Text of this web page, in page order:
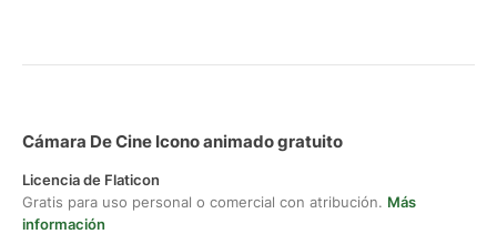
Cámara De Cine Icono animado gratuito
Licencia de Flaticon
Gratis para uso personal o comercial con atribución. Más
información